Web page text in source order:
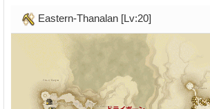
Eastern-Thanalan [Lv:20]